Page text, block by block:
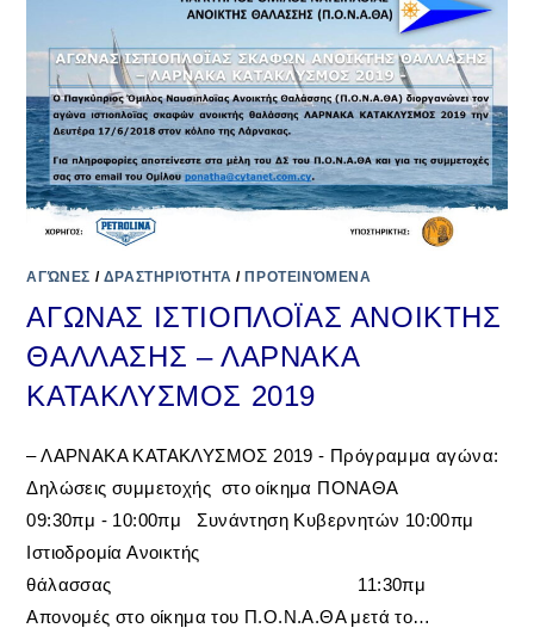
ΑΓΏΝΕΣ / ΔΡΑΣΤΗΡΙΌΤΗΤΑ /ΠΡΟΤΕΙΝΌΜΕΝΑ
ΑΓΩΝΑΣ ΙΣΤΙΟΠΛΟΪΑΣ ΑΝΟΙΚΤΗΣ
ΘΑΛΛΑΣΗΣ – ΛΑΡΝΑΚΑ
ΚΑΤΑΚΛΥΣΜΟΣ 2019
– ΛΑΡΝΑΚΑ ΚΑΤΑΚΛΥΣΜΟΣ 2019 - Πρόγραμμα αγώνα:
Δηλώσεις συμμετοχής στο οίκημα ΠΟΝΑΘΑ
09:30πμ - 10:00πμ Συνάντηση Κυβερνητών 10:00πμ
Ιστιοδρομία Ανοικτής
θάλασσας 11:30πμ
Απονομές στο οίκημα του Π.Ο.Ν.Α.ΘΑ μετά το…